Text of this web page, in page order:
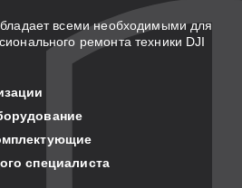
всеми необходимыми для
ремонта техники DJI
специалиста